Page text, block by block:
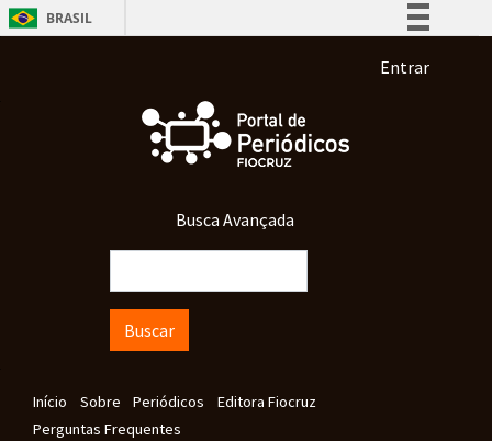
Pular para o conteúdo principal
BRASIL
Participe
Acesso à informação
Menu de
Entrar
Busca Avançada
Navegação principal
Início Sobre Periódicos
Editora Fiocruz
Perguntas Frequentes